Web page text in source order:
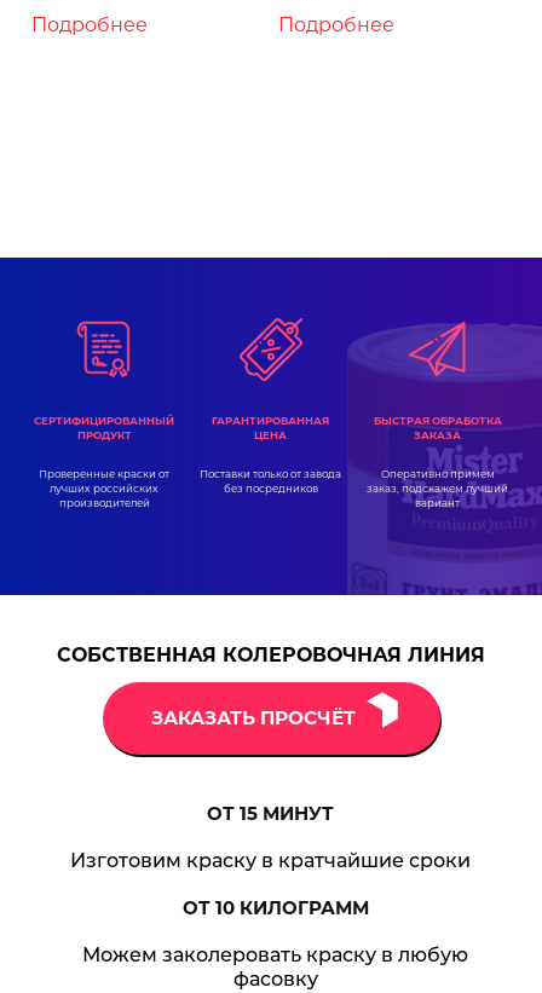
Подробнее Подробнее
СЕРТИФИЦИРОВАННЫЙ
ПРОДУКТ
Проверенные краски от
лучших российских
производителей
ГАРАНТИРОВАННАЯ
ЦЕНА
Поставки только от завода
без посредников
БЫСТРАЯ ОБРАБОТКА
ЗАКАЗА
Оперативно примем
заказ, подскажем лучший
вариант
СОБСТВЕННАЯ КОЛЕРОВОЧНАЯ ЛИНИЯ
ЗАКАЗАТЬ ПРОСЧЁТ
ОТ 15 МИНУТ
Изготовим краску в кратчайшие сроки
ОТ 10КИЛОГРАММ
Можем заколеровать краску в любую
фасовку